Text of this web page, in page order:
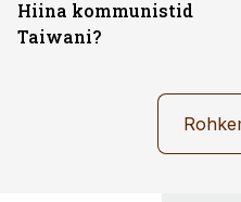
Hiina kommunistid
Taiwani?